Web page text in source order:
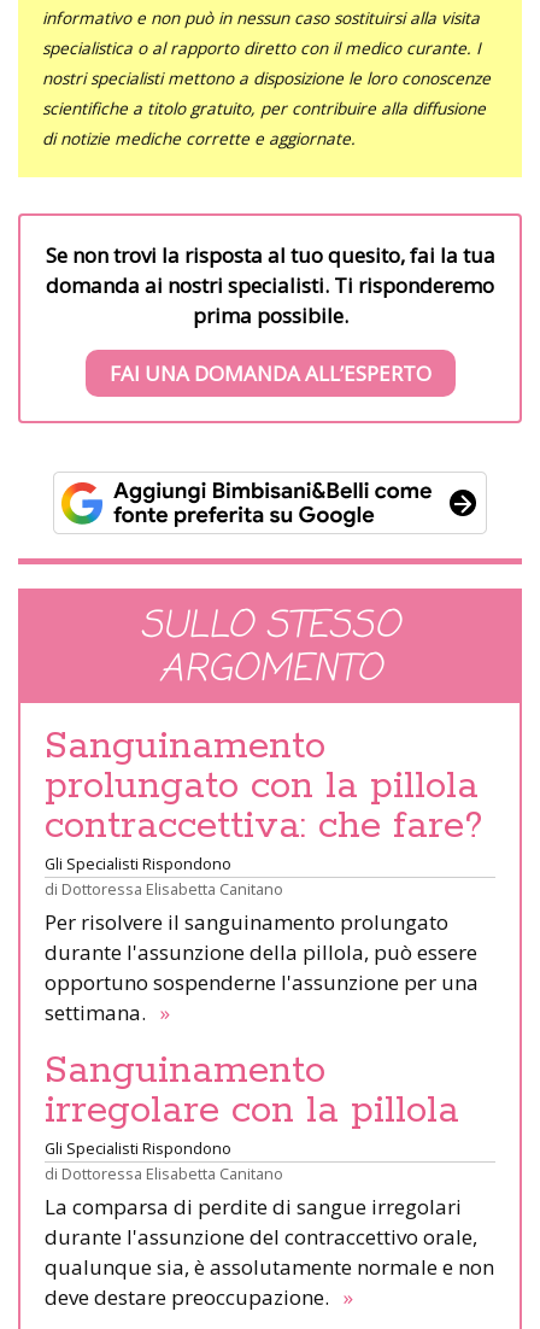
informativo e non può in nessun caso sostituirsi alla visita
specialistica o al rapporto diretto con il medico curante. I
nostri specialisti mettono a disposizione le loro conoscenze
scientifiche a titolo gratuito, per contribuire alla diffusione
di notizie mediche corrette e aggiornate.
Se non trovi la risposta al tuo quesito, fai la tua
domanda ai nostri specialisti. Ti risponderemo
prima possibile.
FAI UNA DOMANDA ALL’ESPERTO
SULLO STESSO
ARGOMENTO
Sanguinamento
prolungato con la pillola
contraccettiva: che fare?
Gli Specialisti Rispondono
di Dottoressa Elisabetta Canitano
Per risolvere il sanguinamento prolungato
durante l'assunzione della pillola, può essere
opportuno sospenderne l'assunzione per una
settimana. »
Sanguinamento
irregolare con la pillola
Gli Specialisti Rispondono
di Dottoressa Elisabetta Canitano
La comparsa di perdite di sangue irregolari
durante l'assunzione del contraccettivo orale,
qualunque sia, è assolutamente normale e non
deve destare preoccupazione. »